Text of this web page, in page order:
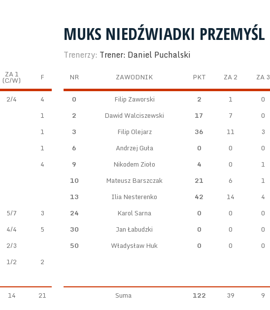
ZA 1
(C/W) F
2/4
4
1
1
1
4
5/7
3
4/4
5
2/3
1/2
2
14 21
MUKS NIEDŹWIADKI PRZEMYŚL
Trenerzy: Trener: Daniel Puchalski
NR ZAWODNIK PKT ZA 2 ZA 3
0 Filip Zaworski 2 1 0
2
Dawid Walciszewski 17 7 0
3
Filip Olejarz 36 11 3
6
Andrzej Guła 0 0 0
9
Nikodem Zioło 4 0 1
10
Mateusz Barszczak 21 6 1
13
Ilia Nesterenko 42 14 4
24
Karol Sarna 0 0
0
30
Jan Łabudzki 0 0 0
50
Władysław Huk 0 0 0
Suma 122 39 9